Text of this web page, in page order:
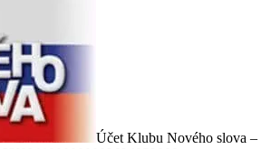
Účet Klubu Nového slova –